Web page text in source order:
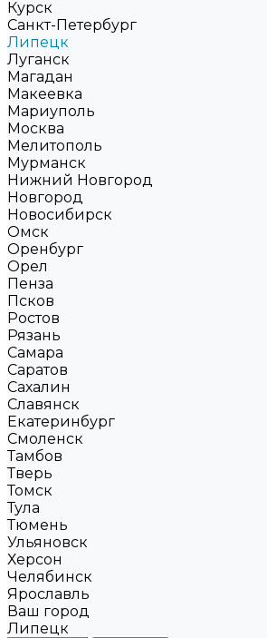
Курск
Санкт-Петербург
Липецк
Луганск
Магадан
Макеевка
Мариуполь
Москва
Мелитополь
Мурманск
Нижний Новгород
Новгород
Новосибирск
Омск
Оренбург
Орел
Пенза
Псков
Ростов
Рязань
Самара
Саратов
Сахалин
Славянск
Екатеринбург
Смоленск
Тамбов
Тверь
Томск
Тула
Тюмень
Ульяновск
Херсон
Челябинск
Ярославль
Ваш город
Липецк